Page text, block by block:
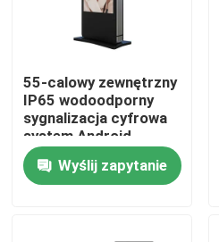
55-calowy zewnętrzny
IP65 wodoodporny
sygnalizacja cyfrowa
system Android
wysoka jasność
2500nitsWyślij zapytanie